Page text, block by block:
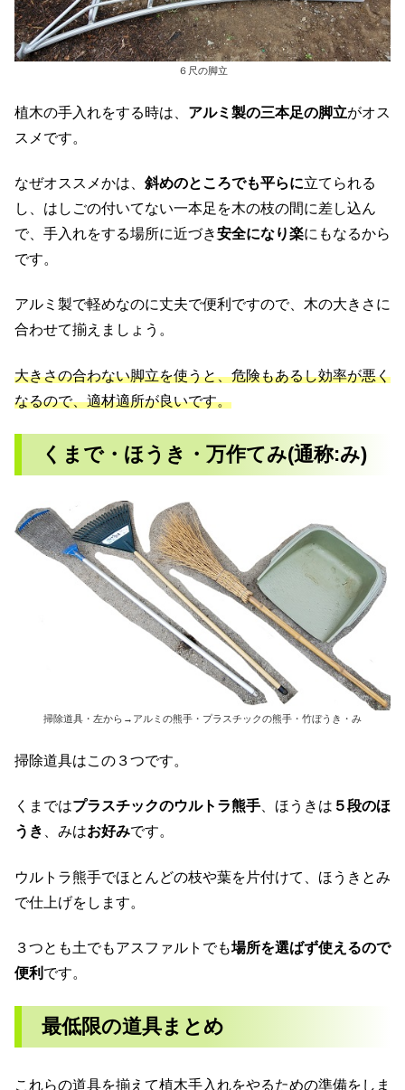
６尺の脚立
植木の手入れをする時は、 アルミ製の三本足の脚立がオス
スメです。
なぜオススメかは、 斜めのところでも平らに立てられる
し、はしごの付いてない一本足を木の枝の間に差し込ん
で、手入れをする場所に近づき安全になり楽にもなるから
です。
アルミ製で軽めなのに丈夫で便利ですので、木の大きさに
合わせて揃えましょう。
大きさの合わない脚立を使うと、危険もあるし効率が悪く
なるので、適材適所が良いです。
くまで・ほうき・万作てみ(通称:み)
掃除道具・左から→アルミの熊手・プラスチックの熊手・竹ぼうき・み
掃除道具はこの３つです。
くまではプラスチックのウルトラ熊手 、ほうきは ５段のほ
うき
、みはお好みです。
ウルトラ熊手でほとんどの枝や葉を片付けて、ほうきとみ
で仕上げをします。
３つとも土でもアスファルトでも場所を選ばず使えるので
便利 です。
最低限の道具まとめ
これらの道具を揃えて植木手入れをやるための準備をしま